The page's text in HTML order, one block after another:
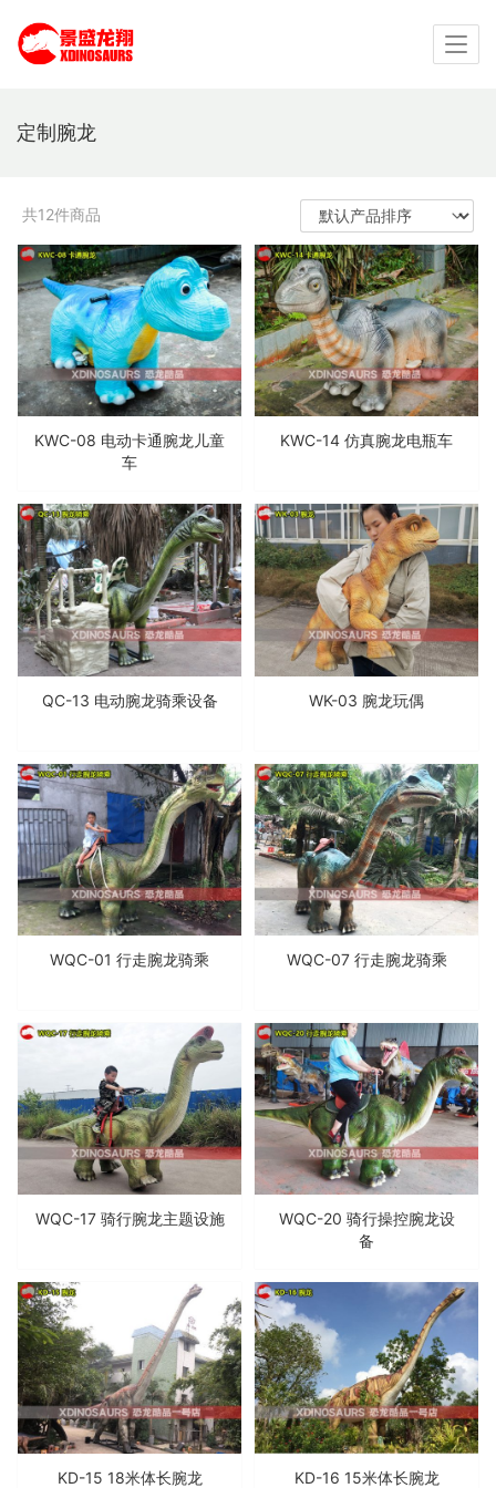
定制腕龙
共12件商品
KWC-08 电动卡通腕龙儿童
车
KWC-14 仿真腕龙电瓶车
QC-13 电动腕龙骑乘设备 WK-03 腕龙玩偶
WQC-01 行走腕龙骑乘 WQC-07 行走腕龙骑乘
WQC-17 骑行腕龙主题设施
WQC-20 骑行操控腕龙设
备
KD-15 18米体长腕龙 KD-16 15米体长腕龙